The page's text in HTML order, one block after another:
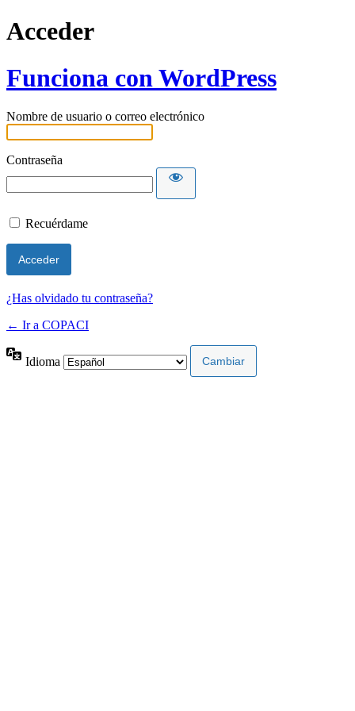
Acceder
Funciona con WordPress
Nombre de usuario o correo electrónico
Contraseña
Recuérdame
¿Has olvidado tu contraseña?
← Ir a COPACI
Idioma